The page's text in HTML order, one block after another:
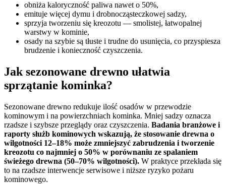
obniża kaloryczność paliwa nawet o 50%,
emituje więcej dymu i drobnocząsteczkowej sadzy,
sprzyja tworzeniu się kreozotu — smolistej, łatwopalnej
warstwy w kominie,
osady na szybie są tłuste i trudne do usunięcia, co przyspiesza
brudzenie i konieczność czyszczenia.
Jak sezonowane drewno ułatwia
sprzątanie kominka?
Sezonowane drewno redukuje ilość osadów w przewodzie
kominowym i na powierzchniach kominka. Mniej sadzy oznacza
rzadsze i szybsze przeglądy oraz czyszczenia. Badania branżowe i
raporty służb kominowych wskazują, że stosowanie drewna o
wilgotności 12–18% może zmniejszyć zabrudzenia i tworzenie
kreozotu co najmniej o 50% w porównaniu ze spalaniem
świeżego drewna (50–70% wilgotności). W praktyce przekłada się
to na rzadsze interwencje serwisowe i niższe ryzyko pożaru
kominowego.